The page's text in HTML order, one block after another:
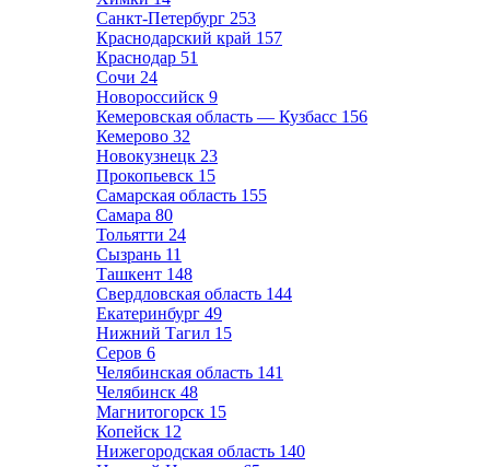
Санкт-Петербург 253
Краснодарский край 157
Краснодар 51
Сочи 24
Новороссийск 9
Кемеровская область — Кузбасс 156
Кемерово 32
Новокузнецк 23
Прокопьевск 15
Самарская область 155
Самара 80
Тольятти 24
Сызрань 11
Ташкент 148
Свердловская область 144
Екатеринбург 49
Нижний Тагил 15
Серов 6
Челябинская область 141
Челябинск 48
Магнитогорск 15
Копейск 12
Нижегородская область 140